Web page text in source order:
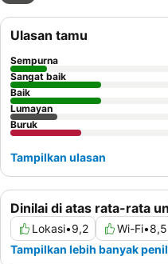
Dinilai di atas rata-rata
Lokasi•9,2 Wi-Fi•8,5
Tampilkan lebih banyak
Ulasan tamu
Sempurna
Sangat baik
Baik
Lumayan
Buruk
Tampilkan ulasan